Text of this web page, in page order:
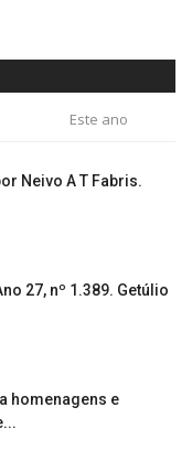
Este ano
Neivo A T Fabris.
27, nº 1.389. Getúlio
homenagens e